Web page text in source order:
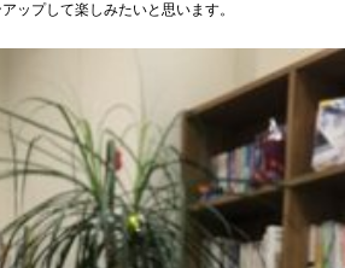
ップして楽しみたいと思います。